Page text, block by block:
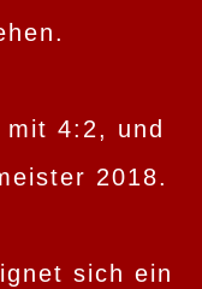
4:2, und
2018.
sich ein